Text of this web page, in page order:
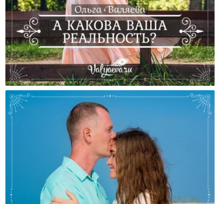
А Какова Ваша Реальность?